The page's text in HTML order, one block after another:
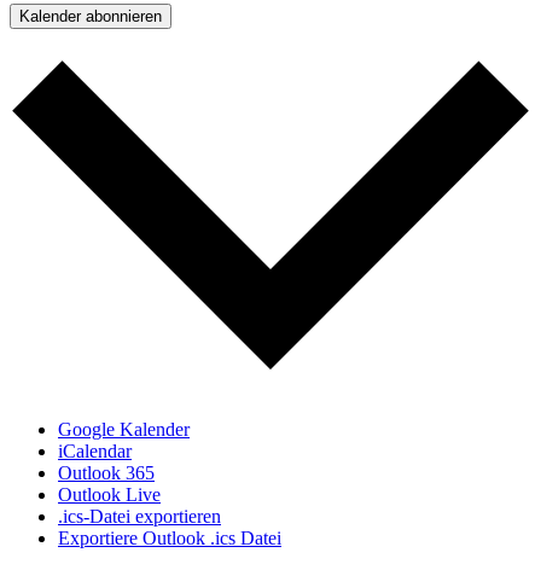
Kalender abonnieren
Google Kalender
iCalendar
Outlook 365
Outlook Live
.ics-Datei exportieren
Exportiere Outlook .ics Datei